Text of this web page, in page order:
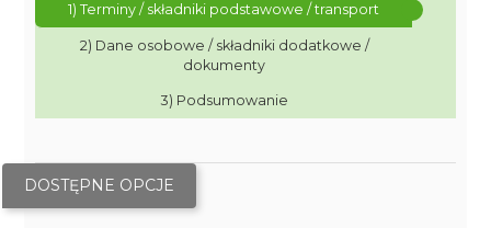
1) Terminy / składniki podstawowe / transport
2) Dane osobowe / składniki dodatkowe /
dokumenty
3) Podsumowanie
DOSTĘPNE OPCJE